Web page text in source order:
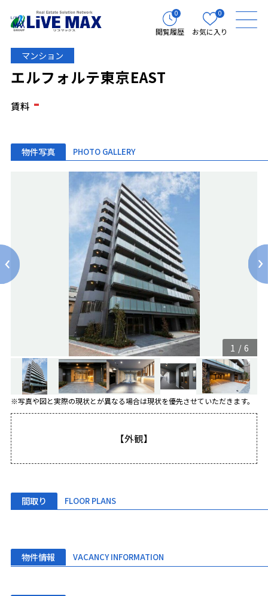
0
閲覧履歴
0
お気に入り
マンション
エルフォルテ東京EAST
賃料 -
物件写真 PHOTO GALLERY
1 /6
※写真や図と実際の現状とが異なる場合は現状を優先させていただきます。
【外観】
間取り FLOOR PLANS
物件情報 VACANCY INFORMATION